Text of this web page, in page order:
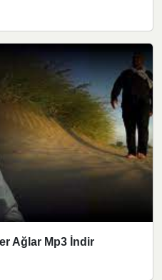
Ağlar Mp3 İndir